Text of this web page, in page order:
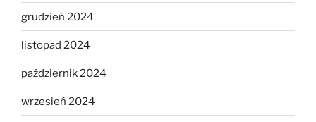
grudzień 2024
listopad 2024
październik 2024
wrzesień 2024